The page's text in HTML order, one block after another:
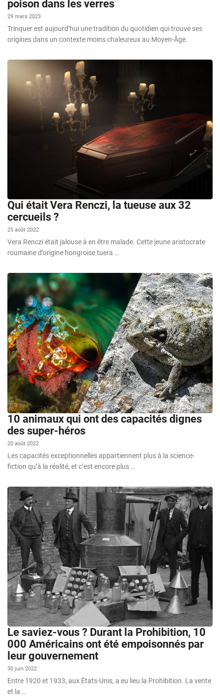
poison dans les verres
29 mars 2023
Trinquer est aujourd’hui une tradition du quotidien qui trouve ses
origines dans un contexte moins chaleureux au Moyen-Âge.
Qui était Vera Renczi, la tueuse aux 32
cercueils ?
25 août 2022
Vera Renczi était jalouse à en être malade. Cette jeune aristocrate
roumaine d’origine hongroise tuera …
10 animaux qui ont des capacités dignes
des super-héros
20 août 2022
Les capacités exceptionnelles appartiennent plus à la science-
fiction qu’à la réalité, et c’est encore plus …
Le saviez-vous ? Durant la Prohibition, 10
000 Américains ont été empoisonnés par
leur gouvernement
30 juin 2022
Entre 1920 et 1933, aux États-Unis, a eu lieu la Prohibition. La vente
et la …